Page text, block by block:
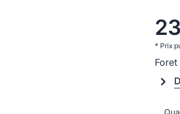
* Prix